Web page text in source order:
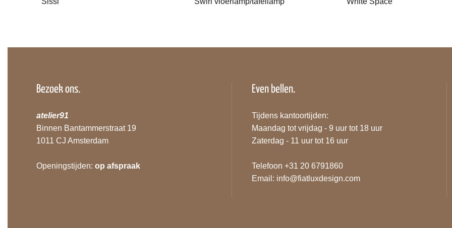
Bezoek ons.
atelier91
Binnen Bantammerstraat 19
1011 CJ Amsterdam
Openingstijden:op afspraak
Even bellen.
Tijdens kantoortijden:
Maandag tot vrijdag - 9 uur tot 18 uur
Zaterdag - 11 uur tot 16 uur
Telefoon +31 20 6791860
Email: info@fiatluxdesign.com